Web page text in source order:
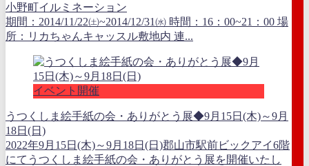
小野町イルミネーション
期間：2014/11/22㈯~2014/12/31㈬ 時間：16：00~21：00 場
所：リカちゃんキャッスル敷地内 連...
イベント開催
うつくしま絵手紙の会・ありがとう展◆9月15日(木)～9月
18日(日)
2022年9月15日(木)～9月18日(日)郡山市駅前ビックアイ6階
にてうつくしま絵手紙の会・ありがとう展を開催いたし